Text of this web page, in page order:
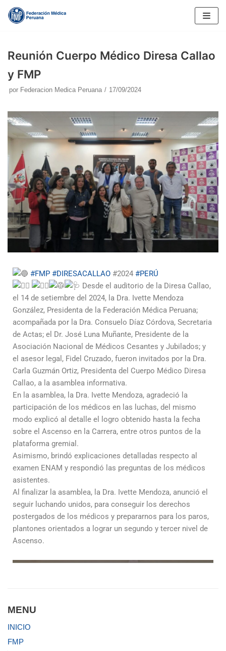
contenido
Reunión Cuerpo Médico Diresa Callao
y FMP
por Federacion Medica Peruana 17/09/2024
#FMP #DIRESACALLAO #2024 #PERÚ
Desde el auditorio de la Diresa Callao,
el 14 de setiembre del 2024, la Dra. Ivette Mendoza
González, Presidenta de la Federación Médica Peruana;
acompañada por la Dra. Consuelo Díaz Córdova, Secretaria
de Actas; el Dr. José Luna Muñante, Presidente de la
Asociación Nacional de Médicos Cesantes y Jubilados; y
el asesor legal, Fidel Cruzado, fueron invitados por la Dra.
Carla Guzmán Ortiz, Presidenta del Cuerpo Médico Diresa
Callao, a la asamblea informativa.
En la asamblea, la Dra. Ivette Mendoza, agradeció la
participación de los médicos en las luchas, del mismo
modo explicó al detalle el logro obtenido hasta la fecha
sobre el Ascenso en la Carrera, entre otros puntos de la
plataforma gremial.
Asimismo, brindó explicaciones detalladas respecto al
examen ENAM y respondió las preguntas de los médicos
asistentes.
Al finalizar la asamblea, la Dra. Ivette Mendoza, anunció el
seguir luchando unidos, para conseguir los derechos
postergados de los médicos y prepararnos para los paros,
plantones orientados a lograr un segundo y tercer nivel de
Ascenso.
MENU
INICIO
FMP